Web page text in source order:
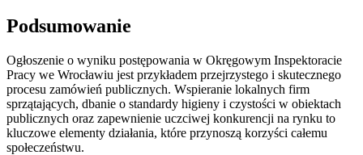
Podsumowanie
Ogłoszenie o wyniku postępowania w Okręgowym Inspektoracie
Pracy we Wrocławiu jest przykładem przejrzystego i skutecznego
procesu zamówień publicznych. Wspieranie lokalnych firm
sprzątających, dbanie o standardy higieny i czystości w obiektach
publicznych oraz zapewnienie uczciwej konkurencji na rynku to
kluczowe elementy działania, które przynoszą korzyści całemu
społeczeństwu.